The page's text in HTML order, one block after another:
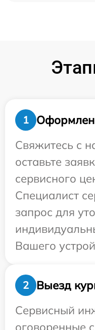
1
Свяжитесь с
оставьте
сервисного
Специалист
запрос для
Вашего
2
Выезд
Сервисный
оговоренные